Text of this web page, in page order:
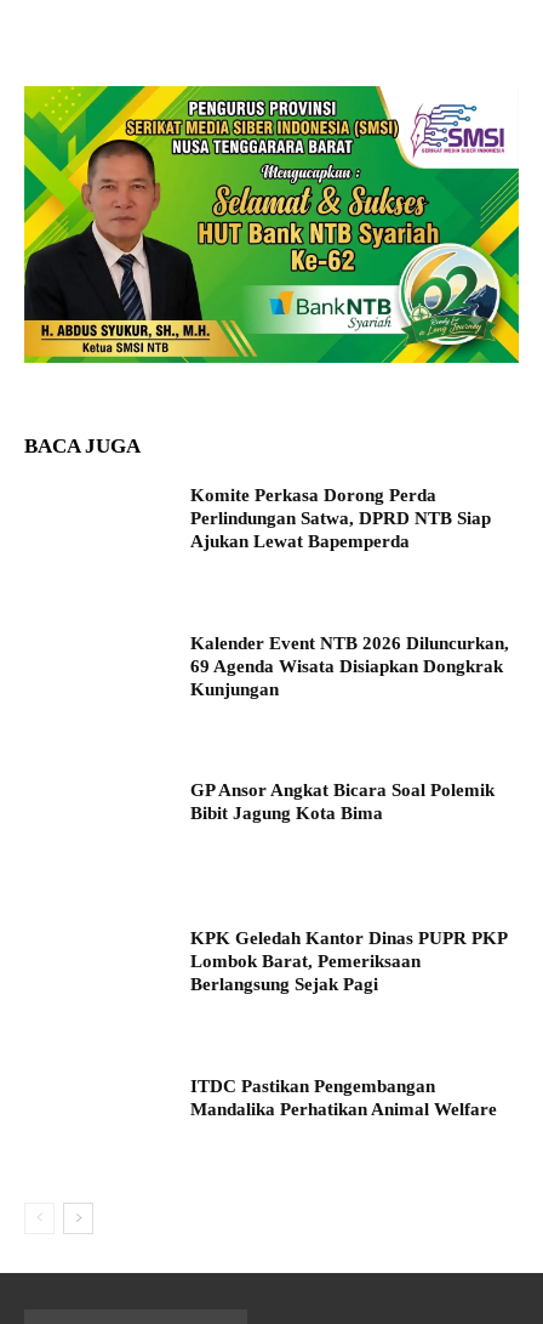
BACA JUGA
Komite Perkasa Dorong Perda
Perlindungan Satwa, DPRD NTB Siap
Ajukan Lewat Bapemperda
Kalender Event NTB 2026 Diluncurkan,
69 Agenda Wisata Disiapkan Dongkrak
Kunjungan
GP Ansor Angkat Bicara Soal Polemik
Bibit Jagung Kota Bima
KPK Geledah Kantor Dinas PUPR PKP
Lombok Barat, Pemeriksaan
Berlangsung Sejak Pagi
ITDC Pastikan Pengembangan
Mandalika Perhatikan Animal Welfare